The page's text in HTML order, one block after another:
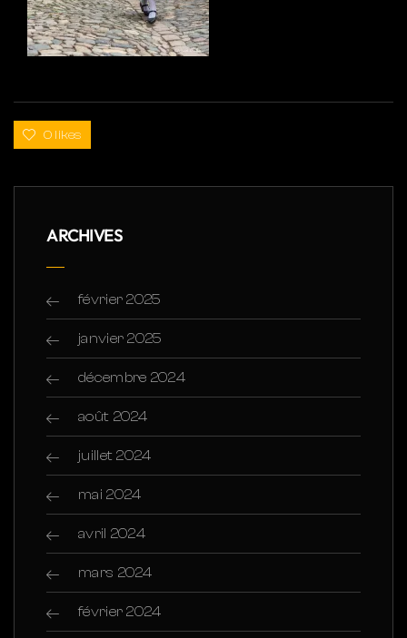
0 likes
ARCHIVES
février 2025
janvier 2025
décembre 2024
août 2024
juillet 2024
mai 2024
avril 2024
mars 2024
février 2024